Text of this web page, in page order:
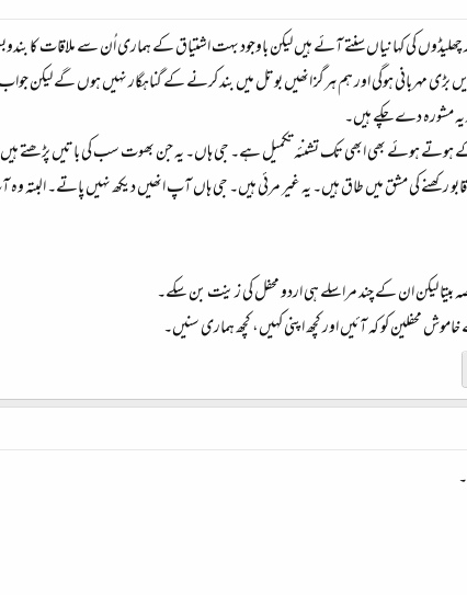
کی کہانیاں سنتے آئے ہیں لیکن باوجود بہت اشتیاق کے ہماری اُن سے ملاقات کا
مہربانی ہوگی اور ہم ہرگز انھیں بوتل میں بند کرنے کے گناہگار نہیں ہوں گے لیکن
یہ مشورہ دے چکے ہیں۔
ہوتے ہوئے بھی ابھی تک تشنئہ تکمیل ہے۔ جی ہاں۔ یہ جن بھوت سب کی باتیں پڑھتے
قابو رکھنے کی مشق میں طاق ہیں۔ یہ غیر مرئی ہیں۔ جی ہاں آپ انھیں دیکھ نہیں پاتے۔
لیکن ان کے چند مراسلے ہی اردو محفل کی زینت بن سکے۔
محفلین کو کہ آئیں اور کچھ اپنی کہیں، کچھ ہماری سنیں۔